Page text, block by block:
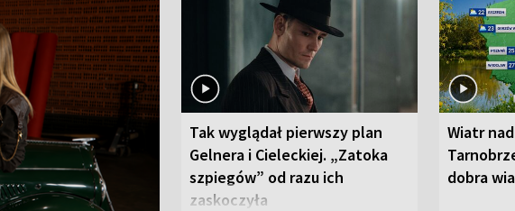
Tak wyglądał pierwszy plan
Gelnera i Cieleckiej. „Zatoka
szpiegów” od razu ich
zaskoczyła
Wiatr
dobra